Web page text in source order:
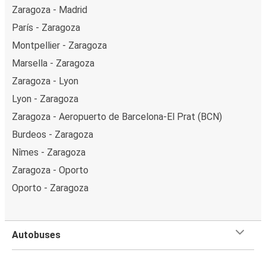
Zaragoza - Madrid
París - Zaragoza
Montpellier - Zaragoza
Marsella - Zaragoza
Zaragoza - Lyon
Lyon - Zaragoza
Zaragoza - Aeropuerto de Barcelona-El Prat (BCN)
Burdeos - Zaragoza
Nîmes - Zaragoza
Zaragoza - Oporto
Oporto - Zaragoza
Autobuses